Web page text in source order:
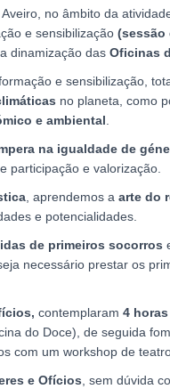
no âmbito da
e sensibilização (sessão
a dinamização das Oficinas
e sensibilização,
no planeta, como
e ambiental
na igualdade de
participação e valorização.
, aprendemos a arte do
e potencialidades.
de primeiros socorros
necessário prestar os
contemplaram 4 horas
do Doce), de seguida
com um workshop de
e Ofícios , sem dúvida